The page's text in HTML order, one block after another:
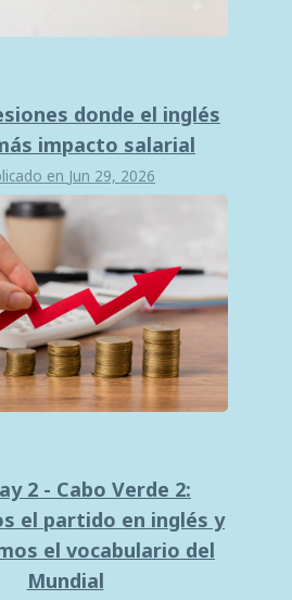
donde el inglés
impacto salarial
en Jun 29, 2026
2 - Cabo Verde 2:
el partido en inglés y
el vocabulario del
Mundial